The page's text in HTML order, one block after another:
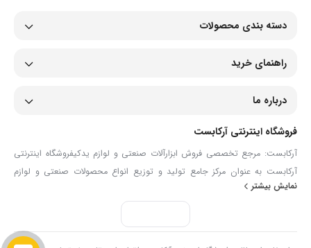
دسته بندی محصولات
راهنمای خرید
درباره ما
فروشگاه اینترنتی آرکابست
آرکابست: مرجع تخصصی فروش ابزارآلات صنعتی و لوازم یدکیفروشگاه اینترنتی
آرکابست به عنوان مرکز جامع تولید و توزیع انواع محصولات صنعتی و لوازم
یدکی، همراهی مطمئن برای صنعتگران، تعمیرکاران و مصرف‌کنندگان حرفه‌ای
است. ما در آرکابست با گردآوری مجموعه‌ای گسترده از ابزارآلات دستی و برقی،
انواع شیلنگ و اتصالات، تجهیزات ایمنی، ابزارآلات دقیق و قطعات مصرفی مانند
بست فلزی، گریس‌ پمپ و لوازم پنچرگیری، تلاش می‌کنیم تا نیازهای تخصصی
نمایش بیشتر